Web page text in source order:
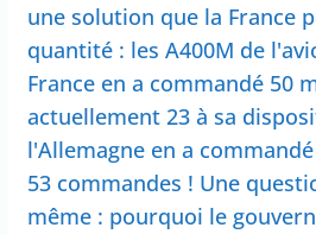
une solution que la France
quantité : les A400M de
France en a commandé 50
actuellement 23 à sa
l'Allemagne en a
53 commandes ! Une
même : pourquoi le